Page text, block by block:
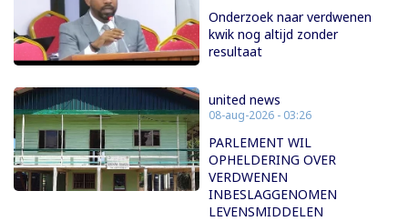
Onderzoek naar verdwenen
kwik nog altijd zonder
resultaat
united news
08-aug-2026 - 03:26
PARLEMENT WIL
OPHELDERING OVER
VERDWENEN
INBESLAGGENOMEN
LEVENSMIDDELEN